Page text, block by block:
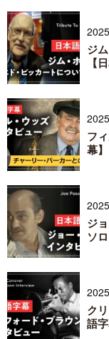
ジ
【
フ
幕
ジ
ソ
ク
語字